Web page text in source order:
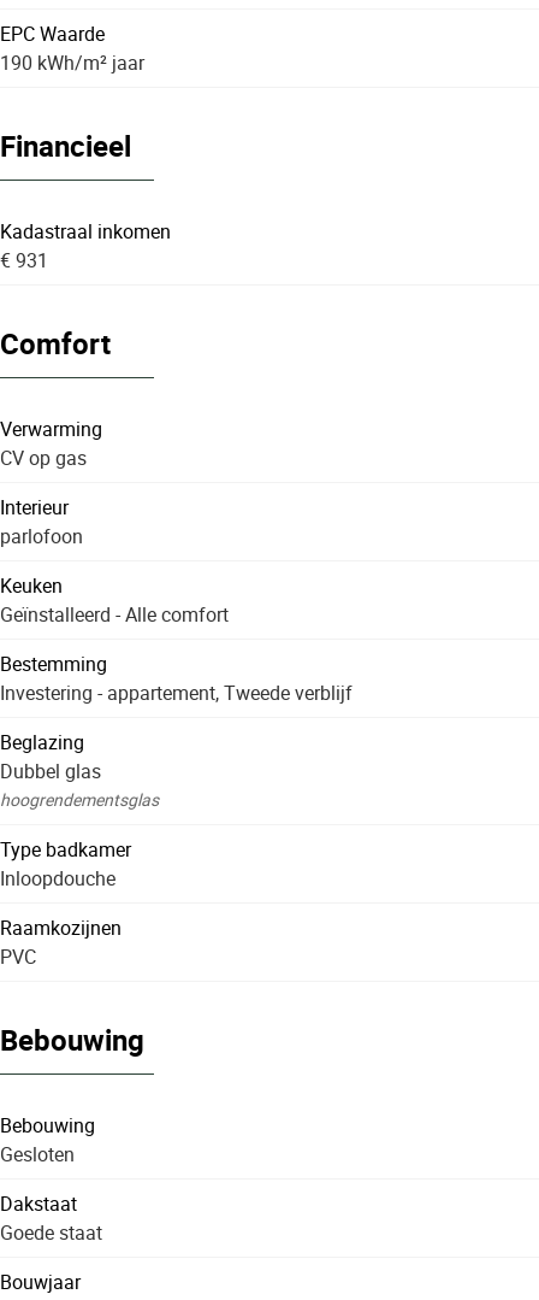
EPC Waarde
190 kWh/m² jaar
Financieel
Kadastraal inkomen
€ 931
Comfort
Verwarming
CV op gas
Interieur
parlofoon
Keuken
Geïnstalleerd - Alle comfort
Bestemming
Investering - appartement, Tweede verblijf
Beglazing
Dubbel glas
hoogrendementsglas
Type badkamer
Inloopdouche
Raamkozijnen
PVC
Bebouwing
Bebouwing
Gesloten
Dakstaat
Goede staat
Bouwjaar